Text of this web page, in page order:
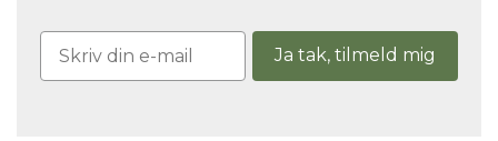
Ja tak, tilmeld mig